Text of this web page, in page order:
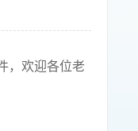
，欢迎各位老